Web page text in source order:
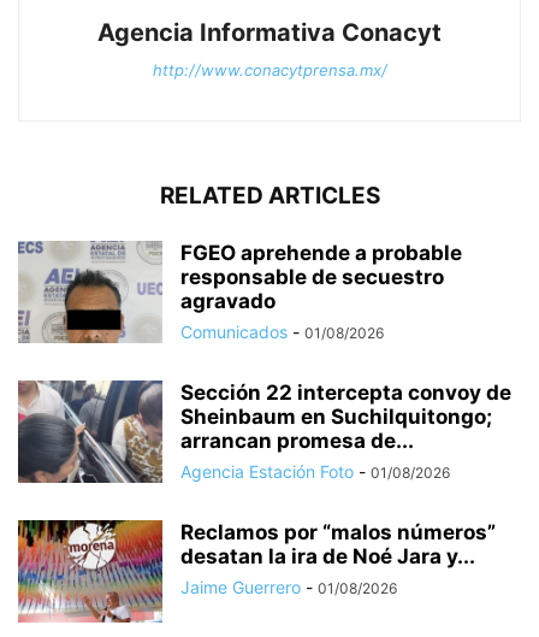
Agencia Informativa Conacyt
http://www.conacytprensa.mx/
RELATED ARTICLES
FGEO aprehende a probable
responsable de secuestro
agravado
Comunicados - 01/08/2026
Sección 22 intercepta convoy de
Sheinbaum en Suchilquitongo;
arrancan promesa de...
Agencia Estación Foto - 01/08/2026
Reclamos por “malos números”
desatan la ira de Noé Jara y...
Jaime Guerrero - 01/08/2026